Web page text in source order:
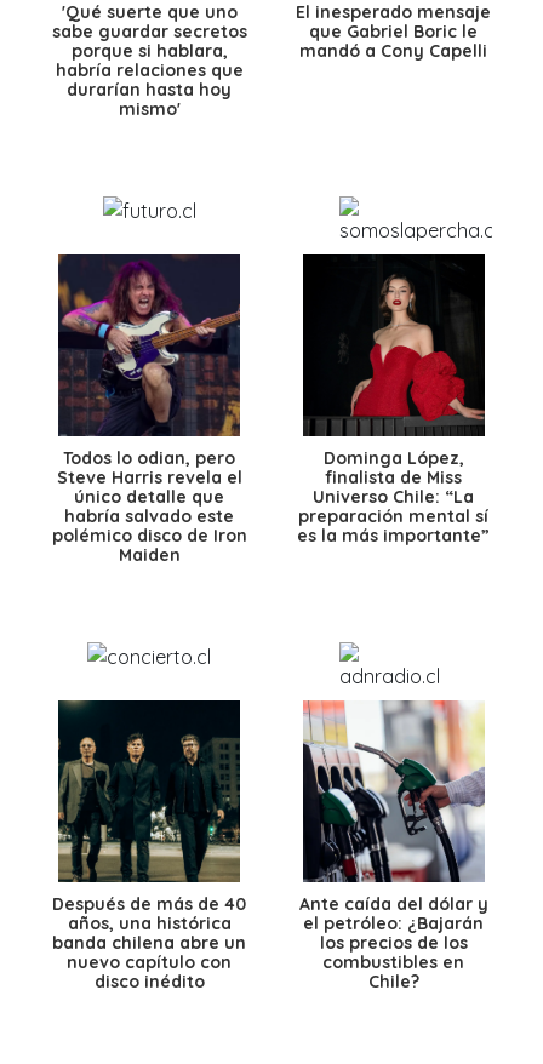
'Qué suerte que uno
sabe guardar secretos
porque si hablara,
habría relaciones que
durarían hasta hoy
mismo'
El inesperado mensaje
que Gabriel Boric le
mandó a Cony Capelli
Todos lo odian, pero
Steve Harris revela el
único detalle que
habría salvado este
polémico disco de Iron
Maiden
Dominga López,
finalista de Miss
Universo Chile: “La
preparación mental sí
es la más importante”
Después de más de 40
años, una histórica
banda chilena abre un
nuevo capítulo con
disco inédito
Ante caída del dólar y
el petróleo: ¿Bajarán
los precios de los
combustibles en
Chile?